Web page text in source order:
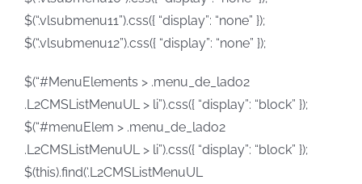
$(“.vlsubmenu11”).css({ “display”: “none” });
$(“.vlsubmenu12”).css({ “display”: “none” });
$(“#MenuElements > .menu_de_lado2
.L2CMSListMenuUL > li”).css({ “display”: “block” });
$(“#menuElem > .menu_de_lado2
.L2CMSListMenuUL > li”).css({ “display”: “block” });
$(this).find(‘.L2CMSListMenuUL